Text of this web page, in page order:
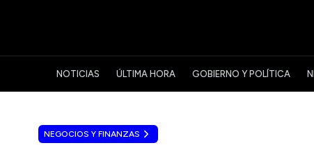
NOTICIAS ÚLTIMA HORA GOBIERNO Y POLÍTICA
NEGOCIOS Y FINANZAS